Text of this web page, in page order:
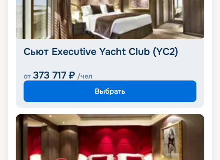
Сьют Executive Yacht Club (YC2)
от 373 717 ₽ /чел
Выбрать